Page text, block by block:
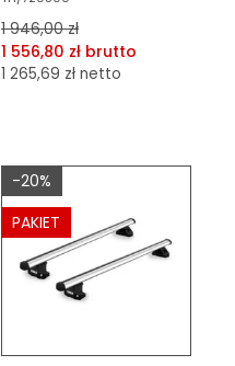
1 946,00 zł
1 556,80 zł brutto
1 265,69 zł netto
Do koszyka
-20%
PAKIET